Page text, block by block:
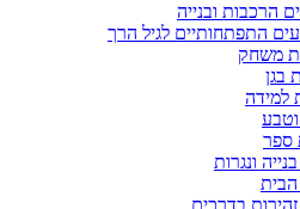
הרכבות ובנייה
התפתחותיים לגיל הרך
משחק
בגן
למידה
ספר
ונגרות
הבית
בדרכים